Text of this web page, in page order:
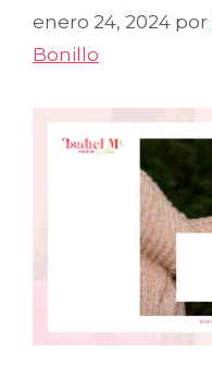
enero 24, 2024 por
Bonillo